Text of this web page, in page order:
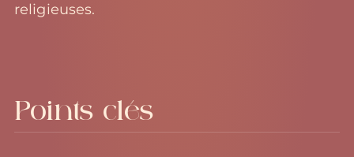
religieuses.
Points clés